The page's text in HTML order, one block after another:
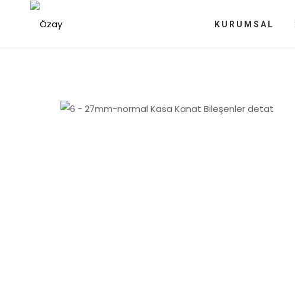
KURUMSAL